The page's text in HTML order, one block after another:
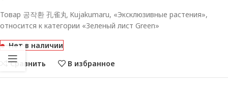
Товар 공작환 孔雀丸 Kujakumaru, «Эксклюзивные растения»,
относится к категории «Зеленый лист Green»
Нет в наличии
Сравнить
В избранное